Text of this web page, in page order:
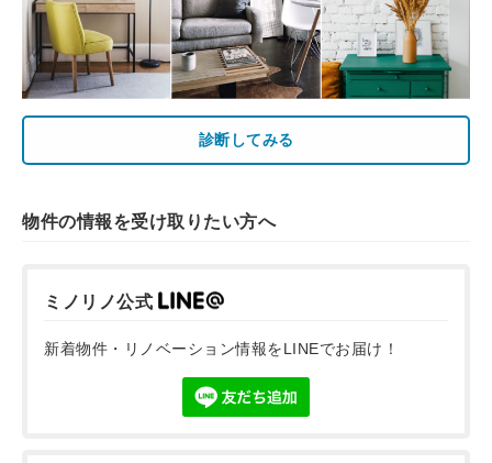
診断してみる
物件の情報を受け取りたい方へ
ミノリノ公式
新着物件・リノベーション情報をLINEでお届け！